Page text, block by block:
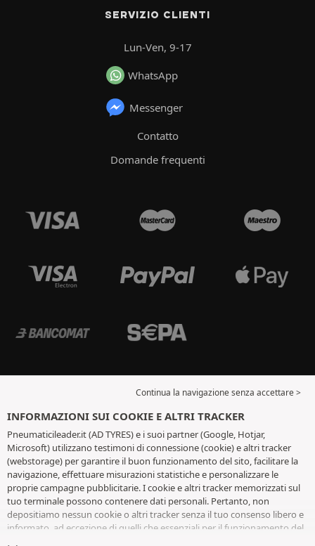
SERVIZIO CLIENTI
Lun-Ven, 9-17
WhatsApp
Messenger
Contatto
Domande frequenti
Continua la navigazione senza accettare >
INFORMAZIONI SUI COOKIE E ALTRI TRACKER
Pneumaticileader.it (AD TYRES) e i suoi partner (Google, Hotjar,
Microsoft) utilizzano testimoni di connessione (cookie) e altri tracker
(webstorage) per garantire il buon funzionamento del sito, facilitare la
navigazione, effettuare misurazioni statistiche e personalizzare le
proprie campagne pubblicitarie. I cookie e altri tracker memorizzati sul
tuo terminale possono contenere dati personali. Pertanto, non
depositiamo nessun cookie o altri tracker senza il tuo consenso libero e
informato, ad eccezione di quelli che essenziali per il funzionamento del